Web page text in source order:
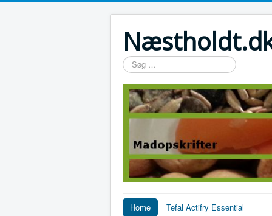
Søg
…
Home Tefal Actifry Essential